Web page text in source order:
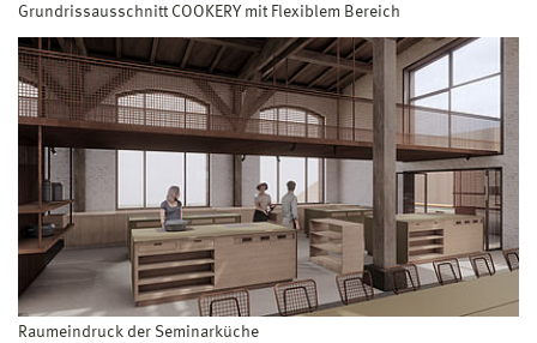
Grundrissausschnitt COOKERY mit Flexiblem Bereich
Raumeindruck der Seminarküche